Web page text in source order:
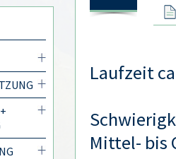
Laufzeit
Mittel- bis